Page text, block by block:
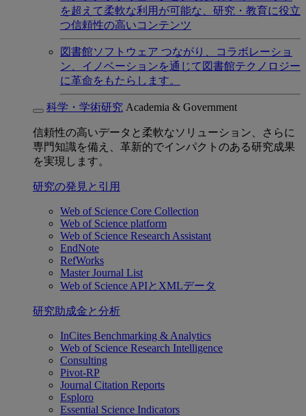
を超えて柔軟な利用が可能な、研究・教育に役立
つ信頼性の高いコンテンツ
図書館ソフトウェア つながり、コラボレーショ
ン、イノベーションを通じて図書館テクノロジー
に革命をもたらします。
科学・学術研究 Academia & Government
信頼性の高いデータと柔軟なソリューション、さらに
専門知識を備え、革新的でインパクトのある研究成果
を実現します。
研究の発見と引用
Web of Science Core Collection
Web of Science platform
Web of Science Research Assistant
EndNote
RefWorks
Master Journal List
Web of Science APIとXMLデータ
研究助成金と分析
InCites Benchmarking & Analytics
Web of Science Research Intelligence
Consulting
Pivot-RP
Journal Citation Reports
Esploro
Essential Science Indicators